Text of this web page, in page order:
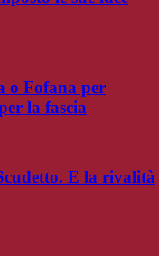
o Fofana per
la fascia
E la rivalità